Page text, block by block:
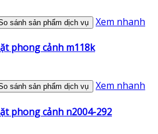
sánh sản phẩm dịch vụ Xem nhanh
phong cảnh m118k
sánh sản phẩm dịch vụ Xem nhanh
phong cảnh n2004-292